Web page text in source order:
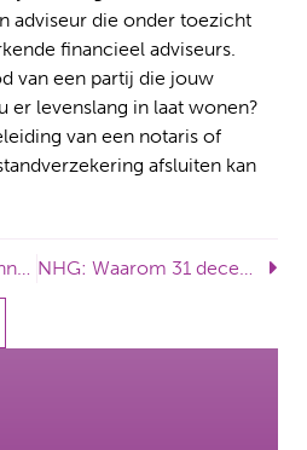
adviseur die onder toezicht
financieel adviseurs.
van een partij die jouw
levenslang in laat wonen?
van een notaris of
afsluiten kan
Hoe verzekeringen kunnen helpen bij financiële tegenslag NHG: Waarom 31 december 2025 niet hetzelfde is als 1 januari 2026